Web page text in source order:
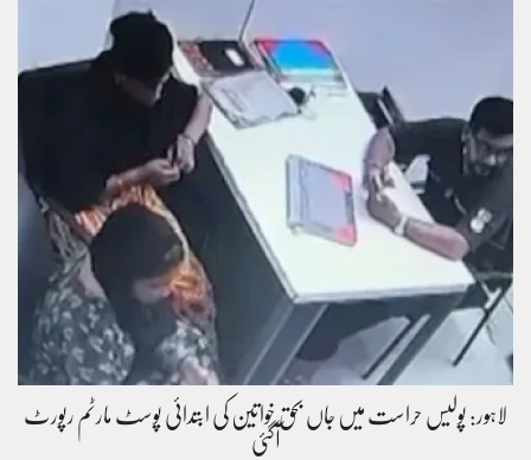
لاہور: پولیس حراست میں جاں بحق خواتین کی ابتدائی پوسٹ مارٹم رپورٹ
آگئی